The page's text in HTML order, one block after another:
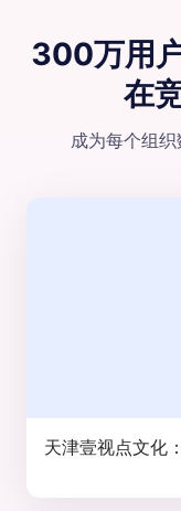
300万用
在
成为每个组
天津壹视点文化